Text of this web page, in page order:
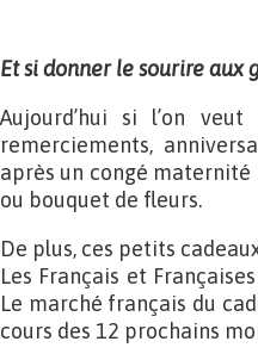
Et si donner le sourire aux
Aujourd’hui si l’on
remerciements,
après un congé maternité
ou bouquet de fleurs.
De plus, ces petits
Les Français et
Le marché français du
cours des 12 prochains